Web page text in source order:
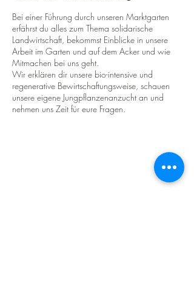
Bei einer Führung durch unseren Marktgarten
erfährst du alles zum Thema solidarische
Landwirtschaft, bekommst Einblicke in unsere
Arbeit im Garten und auf dem Acker und wie
Mitmachen bei uns geht.
Wir erklären dir unsere bio-intensive und
regenerative Bewirtschaftungsweise, schauen
unsere eigene Jungpflanzenanzucht an und
nehmen uns Zeit für eure Fragen.